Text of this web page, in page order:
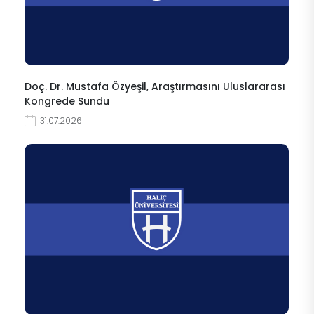
Doç. Dr. Mustafa Özyeşil, Araştırmasını Uluslararası
Kongrede Sundu
31.07.2026